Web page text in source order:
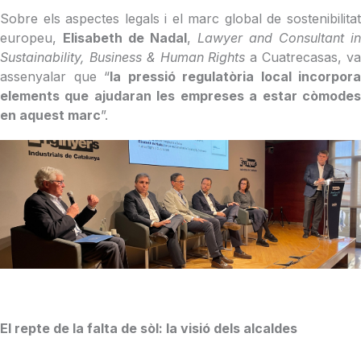
Sobre els aspectes legals i el marc global de sostenibilitat
europeu, Elisabeth de Nadal, Lawyer and Consultant in
Sustainability, Business & Human Rightsa Cuatrecasas, va
assenyalar que “la pressió regulatòria local incorpora
elements que ajudaran les empreses a estar còmodes
en aquest marc”.
El repte de la falta de sòl: la visió dels alcaldes